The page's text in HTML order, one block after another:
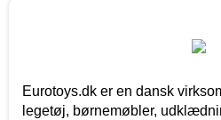
Eurotoys.dk er en dansk
legetøj, børnemøbler,